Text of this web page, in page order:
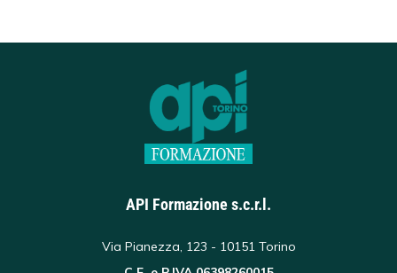
API Formazione s.c.r.l.
Via Pianezza, 123 - 10151 Torino